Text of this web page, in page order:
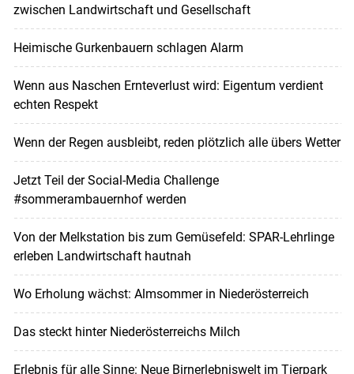
zwischen Landwirtschaft und Gesellschaft
Heimische Gurkenbauern schlagen Alarm
Wenn aus Naschen Ernteverlust wird: Eigentum verdient
echten Respekt
Wenn der Regen ausbleibt, reden plötzlich alle übers Wetter
Jetzt Teil der Social-Media Challenge
#sommerambauernhof werden
Von der Melkstation bis zum Gemüsefeld: SPAR-Lehrlinge
erleben Landwirtschaft hautnah
Wo Erholung wächst: Almsommer in Niederösterreich
Das steckt hinter Niederösterreichs Milch
Erlebnis für alle Sinne: Neue Birnerlebniswelt im Tierpark